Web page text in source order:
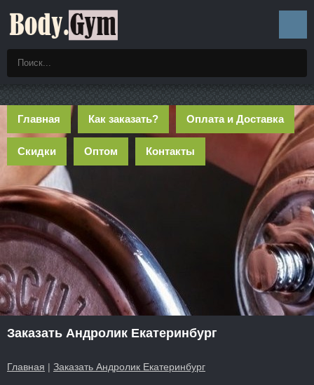
Главная Как заказать? Оплата и Доставка
Скидки Оптом Контакты
Заказать Андролик Екатеринбург
Главная | Заказать Андролик Екатеринбург